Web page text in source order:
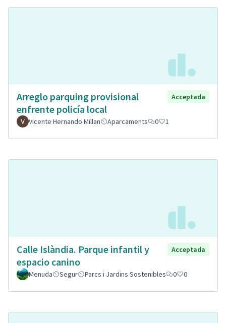
Arreglo parquing provisional
enfrente policía local
Acceptada
Vicente Hernando Millan Aparcaments 0 1
Calle Islàndia. Parque infantil y
espacio canino
Acceptada
Menuda Segur Parcs i Jardins Sostenibles 0 0